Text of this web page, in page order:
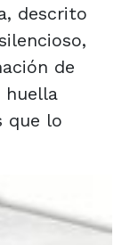
descrito
de
huella
que lo